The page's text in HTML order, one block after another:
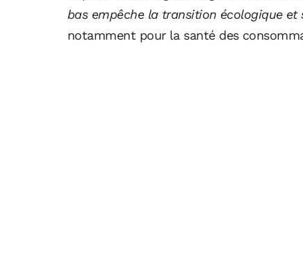
bas empêche la transition écologique et
notamment pour la santé des